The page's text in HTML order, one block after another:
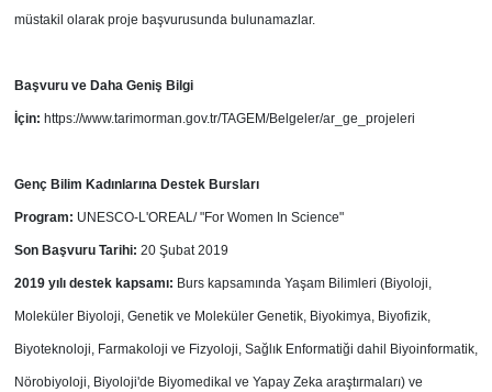
müstakil olarak proje başvurusunda bulunamazlar.
Başvuru ve Daha Geniş Bilgi
İçin: https://www.tarimorman.gov.tr/TAGEM/Belgeler/ar_ge_projeleri
Genç Bilim Kadınlarına Destek Bursları
Program: UNESCO-L'OREAL/ "For Women In Science"
Son Başvuru Tarihi: 20 Şubat 2019
2019 yılı destek kapsamı: Burs kapsamında Yaşam Bilimleri (Biyoloji,
Moleküler Biyoloji, Genetik ve Moleküler Genetik, Biyokimya, Biyofizik,
Biyoteknoloji, Farmakoloji ve Fizyoloji, Sağlık Enformatiği dahil Biyoinformatik,
Nörobiyoloji, Biyoloji'de Biyomedikal ve Yapay Zeka araştırmaları) ve